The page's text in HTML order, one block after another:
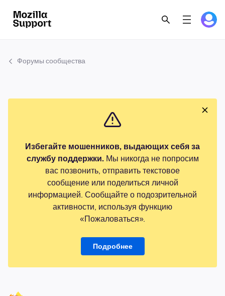
Форумы сообщества
Избегайте мошенников, выдающих себя за
службу поддержки.Мы никогда не попросим
вас позвонить, отправить текстовое
сообщение или поделиться личной
информацией. Сообщайте о подозрительной
активности, используя функцию
«Пожаловаться».
Подробнее